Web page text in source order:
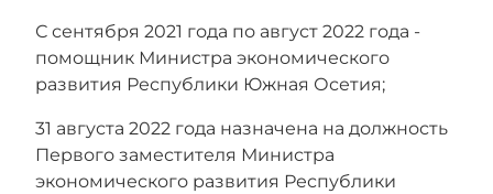
С сентября 2021 года по август 2022 года -
помощник Министра экономического
развития Республики Южная Осетия;
31 августа 2022 года назначена на должность
Первого заместителя Министра
экономического развития Республики